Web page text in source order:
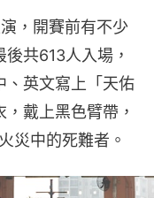
，開賽前有不少
共613人入場，
、英文寫上「天佑
戴上黑色臂帶，
災中的死難者。